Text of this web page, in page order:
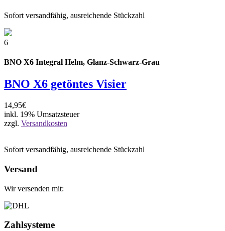
Sofort versandfähig, ausreichende Stückzahl
6
BNO X6 Integral Helm, Glanz-Schwarz-Grau
BNO X6 getöntes Visier
14,95€
inkl. 19% Umsatzsteuer
zzgl. Versandkosten
Sofort versandfähig, ausreichende Stückzahl
Versand
Wir versenden mit:
Zahlsysteme